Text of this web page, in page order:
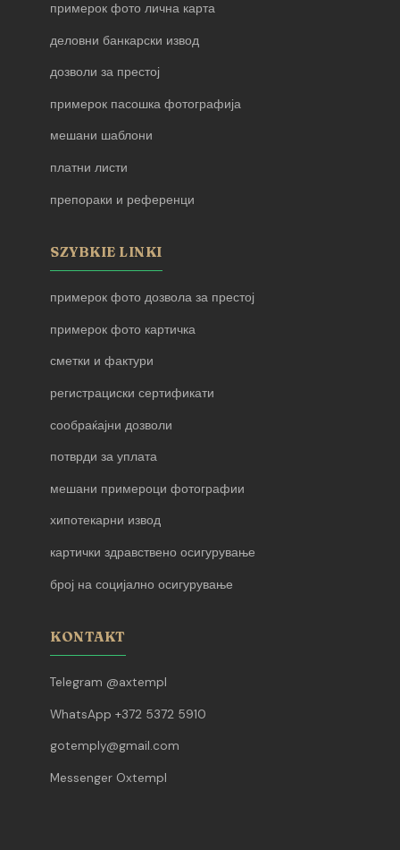
примерок фото лична карта
деловни банкарски извод
дозволи за престој
примерок пасошка фотографија
мешани шаблони
платни листи
препораки и референци
SZYBKIE LINKI
примерок фото дозвола за престој
примерок фото картичка
сметки и фактури
регистрациски сертификати
сообраќајни дозволи
потврди за уплата
мешани примероци фотографии
хипотекарни извод
картички здравствено осигурување
број на социјално осигурување
KONTAKT
Telegram @axtempl
WhatsApp +372 5372 5910
gotemply@gmail.com
Messenger Oxtempl